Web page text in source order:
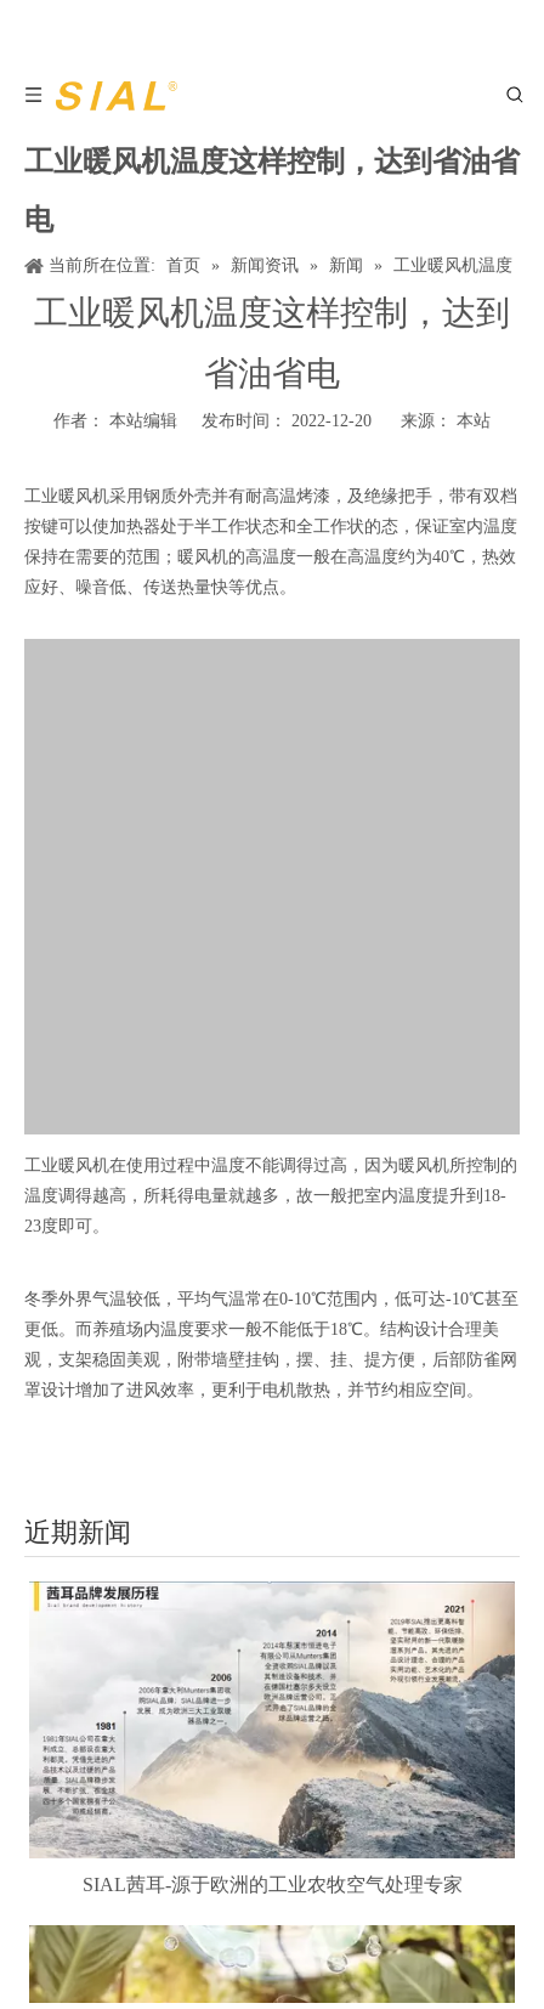
工业暖风机温度这样控制，达到省油省
电
当前所在位置: 首页 » 新闻资讯 » 新闻 »
工业暖风机温度
这样控制，达到省油省电
工业暖风机温度这样控制，达到
省油省电
作者： 本站编辑 发布时间： 2022-12-20 来源： 本站
工业暖风机采用钢质外壳并有耐高温烤漆，及绝缘把手，带有双档
按键可以使加热器处于半工作状态和全工作状的态，保证室内温度
保持在需要的范围；暖风机的高温度一般在高温度约为40℃，热效
应好、噪音低、传送热量快等优点。
工业暖风机在使用过程中温度不能调得过高，因为暖风机所控制的
温度调得越高，所耗得电量就越多，故一般把室内温度提升到18-
23度即可。
冬季外界气温较低，平均气温常在0-10℃范围内，低可达-10℃甚至
更低。而养殖场内温度要求一般不能低于18℃。结构设计合理美
观，支架稳固美观，附带墙壁挂钩，摆、挂、提方便，后部防雀网
罩设计增加了进风效率，更利于电机散热，并节约相应空间。
近期新闻
SIAL茜耳-源于欧洲的工业农牧空气处理专家